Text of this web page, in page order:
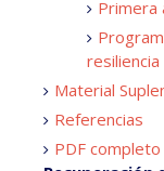
Primera
resiliencia
Material
Referencias
PDF completo